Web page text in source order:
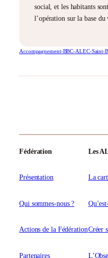
social, et les habitants
l’opération sur la base du
Accompagnement-BBC-ALEC-Saint-
Fédération
Présentation
Qui sommes-nous ?
Actions de la Fédération
Partenaires
Les
La
Créer